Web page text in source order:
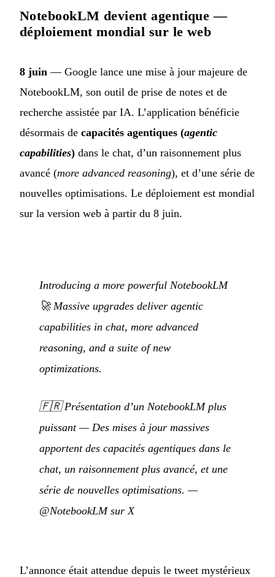
NotebookLM devient agentique —
déploiement mondial sur le web
8 juin — Google lance une mise à jour majeure de
NotebookLM, son outil de prise de notes et de
recherche assistée par IA. L’application bénéficie
désormais de capacités agentiques (agentic
capabilities) dans le chat, d’un raisonnement plus
avancé (more advanced reasoning), et d’une série de
nouvelles optimisations. Le déploiement est mondial
sur la version web à partir du 8 juin.
Introducing a more powerful NotebookLM
🚀 Massive upgrades deliver agentic
capabilities in chat, more advanced
reasoning, and a suite of new
optimizations.
🇫🇷Présentation d’un NotebookLM plus
puissant — Des mises à jour massives
apportent des capacités agentiques dans le
chat, un raisonnement plus avancé, et une
série de nouvelles optimisations. —
@NotebookLM sur X
L’annonce était attendue depuis le tweet mystérieux